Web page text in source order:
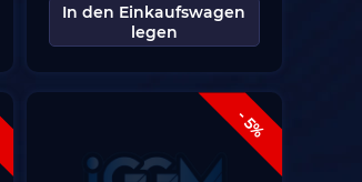
In den Einkaufswagen
legen
- 5%